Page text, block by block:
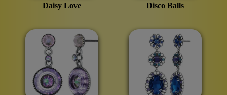
Daisy Love Disco Balls